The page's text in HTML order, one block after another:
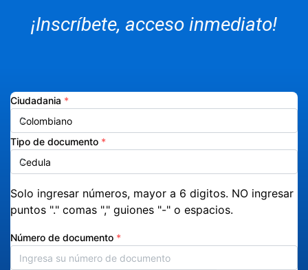
¡Inscríbete, acceso inmediato!